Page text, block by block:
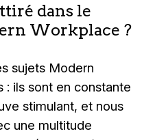
dans le
Workplace ?
sujets Modern
ils sont en constante
stimulant, et nous
une multitude